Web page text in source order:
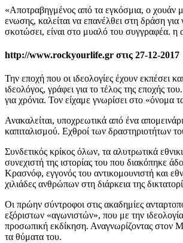
«Αποτραβηγμένος από τα εγκόσμια, ο χουάν
ενωσης, καλείται να επανέλθει στη δράση
σκοτώσει, είναι στο μυαλό του συγγραφέα. η
http://www.rockyourlife.gr στις 27-12-2017
Την εποχή που οι ιδεολογίες έχουν εκπέσει
ιδεολόγος, γράφει για το τέλος της εποχής
για χρόνια. Τον είχαμε γνωρίσει στο «όνομα
Ανακαλείται, υποχρεωτικά από ένα
καπιταλισμού. Εχθροί των δραστηριοτήτων
Συνδετικός κρίκος όλων, τα αλυτρωτικά
συνεχιστή της ιστορίας του που διακόπηκε
Κρασνόφ, εγγονός του αντικομουνιστή και
χιλιάδες ανθρώπων στη διάρκεια της
Οι πρώην σύντροφοι στις ακαδημίες
εξόριστων «αγωνιστών», που με την
προσωπική εκδίκηση. Αναγνωρίζοντας στον
τα θύματα του.